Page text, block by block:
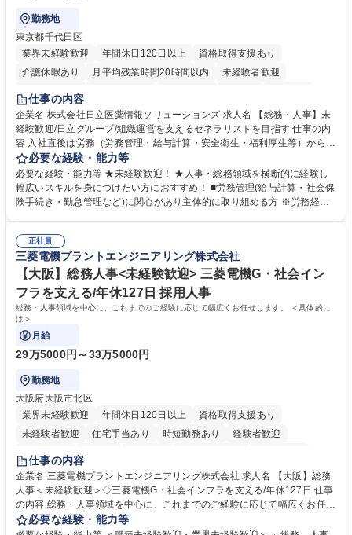
勤務地
東京都千代田区
業界未経験歓迎
年間休日120日以上
資格取得支援あり
介護休暇あり
月平均残業時間20時間以内
未経験者歓迎
住宅手当あり
育休あり
完全週休2日制 交通費支給 土日祝休み 寮・社宅あり
仕事の内容
企業名 株式会社日立医薬情報ソリューションズ 求人名 【総務・人事】未
経験歓迎/日立グループ/組織運営を支えるゼネラリストを目指す 仕事の内
容 入社直後は労務（労務管理・給与計算・安全衛生・福利厚生等）からお
任せいたします。将来は総務・採用・教育業務へ守備範囲を広げ、組織運
営を支えるゼネラリストをめざせます。 ・初期業務：労働時間管理、給与
計算、社会保険対応、福利厚生管理、安全衛生、健康経営推進等をお任せ
します。ご経験に応じて、休職者管理など、幅広く経験を積んでいただき
幅広く経験を積みたい意欲がある方に最適な環境です。 募集職種 【総
務・人事】未経験歓迎/日立グループ/組織運営を支えるゼネラリストを目
指す
必要な経験・能力等
必要な経験・能力等 ★未経験歓迎！ ★人事・総務領域を横断的に経験し
幅広いスキルを身につけたい方におすすめ！ ■労務管理(給与計算・社会保
険手続き・勤怠管理など)に関心があり主体的に取り組める方 ※労務経験
のご経験 ■労務管理（給与計算・社会保険手続き・勤怠管理など）の経験
■衛生管理者の資格をお持ちの方 学歴・資格 学歴：大学院 大学 高専 短大
専修学校 高校 語学力： 資格：
正社員
三菱電機プラントエンジニアリング株式会社
【大阪】総務人事<未経験歓迎> 三菱電機G・社会イン
フラを支える/年休127日 採用人事
総務・人事領域を中心に、これまでのご経験に応じて幅広くお任せします。 ＜具体的に
は＞
月給
29万5000円～33万5000円
勤務地
大阪府大阪市北区
業界未経験歓迎
年間休日120日以上
資格取得支援あり
未経験者歓迎
住宅手当あり 時短勤務あり
経験者歓迎
退職金あり
駅近5分以内
土日祝休み 服装自由 寮・社宅あり 食事補助あり
仕事の内容
企業名 三菱電機プラントエンジニアリング株式会社 求人名 【大阪】総務
人事＜未経験歓迎＞◇三菱電機G・社会インフラを支える/年休127日 仕事
の内容 総務・人事領域を中心に、これまでのご経験に応じて幅広くお任せ
します。 ＜具体的には＞ ・総務/人事労務（給与・社保・勤怠管理など）
・採用・教育研修 ・福利厚生運用 など ※基本的には事務所勤務ですが、
必要な経験・能力等